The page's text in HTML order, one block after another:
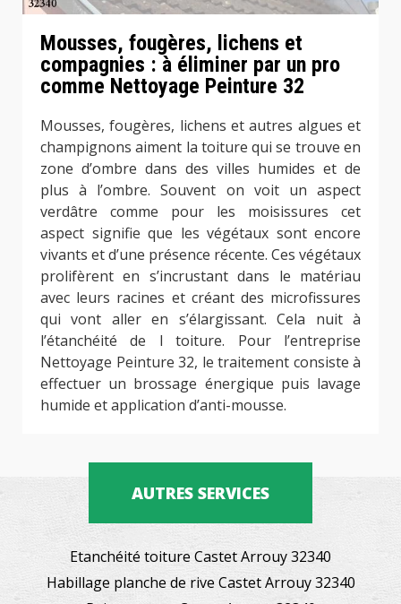
Mousses, fougères, lichens et
compagnies : à éliminer par un pro
comme Nettoyage Peinture 32
Mousses, fougères, lichens et autres algues et
champignons aiment la toiture qui se trouve en
zone d’ombre dans des villes humides et de
plus à l’ombre. Souvent on voit un aspect
verdâtre comme pour les moisissures cet
aspect signifie que les végétaux sont encore
vivants et d’une présence récente. Ces végétaux
prolifèrent en s’incrustant dans le matériau
avec leurs racines et créant des microfissures
qui vont aller en s’élargissant. Cela nuit à
l’étanchéité de l toiture. Pour l’entreprise
Nettoyage Peinture 32, le traitement consiste à
effectuer un brossage énergique puis lavage
humide et application d’anti-mousse.
AUTRES SERVICES
Etanchéité toiture Castet Arrouy 32340
Habillage planche de rive Castet Arrouy 32340